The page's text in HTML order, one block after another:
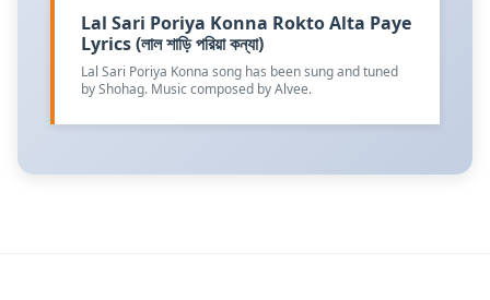
Lal Sari Poriya Konna Rokto Alta Paye
Lyrics (লাল শাড়ি পরিয়া কন্যা)
Lal Sari Poriya Konna song has been sung and tuned
by Shohag. Music composed by Alvee.